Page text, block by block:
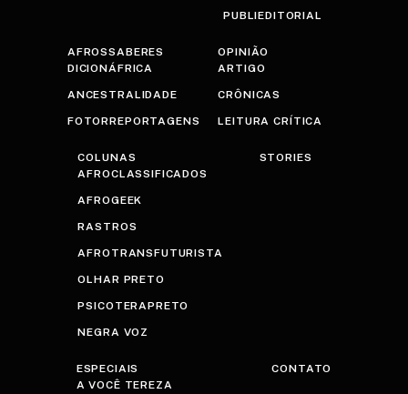
PUBLIEDITORIAL
AFROSSABERES
DICIONÁFRICA
ANCESTRALIDADE
FOTORREPORTAGENS
OPINIÃO
ARTIGO
CRÔNICAS
LEITURA CRÍTICA
COLUNAS
AFROCLASSIFICADOS
AFROGEEK
RASTROS
AFROTRANSFUTURISTA
OLHAR PRETO
PSICOTERAPRETO
NEGRA VOZ
STORIES
ESPECIAIS
A VOCÊ TEREZA
CONTATO